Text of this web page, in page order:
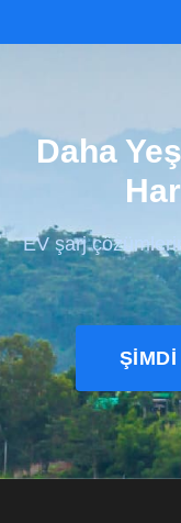
Daha
EV şarj